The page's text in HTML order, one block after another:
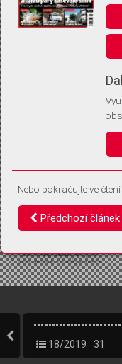
uložením volitelných
Anonymní unikátní ID
Díky němu příště
Identifikátor je zcela
Vaše souhlasy a
vás už příště znovu
18/2019 31
Nebo pokračujte ve
Předchozí